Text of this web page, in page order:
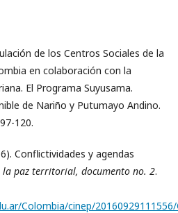
de los Centros Sociales de la
en colaboración con la
El Programa Suyusama.
de Nariño y Putumayo Andino.
120.
Conflictividades y agendas
la paz territorial, documento no. 2.
Colombia/cinep/